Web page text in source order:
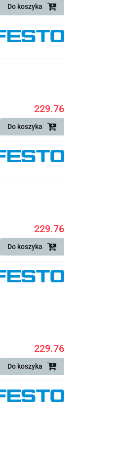
Do koszyka
229.76
Do koszyka
229.76
Do koszyka
229.76
Do koszyka